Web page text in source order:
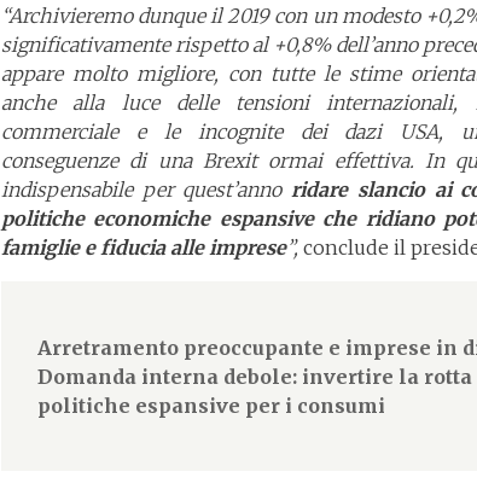
“Archivieremo dunque il 2019 con un modesto
significativamente rispetto al +0,8% dell’anno
appare molto migliore, con tutte le stime
anche alla luce delle tensioni internazionali,
commerciale e le incognite dei dazi USA,
conseguenze di una Brexit ormai effettiva. In
indispensabile per quest’anno ridare slancio ai
politiche economiche espansive che ridiano
famiglie e fiducia alle imprese”, conclude il
Arretramento preoccupante e imprese in
Domanda interna debole: invertire la rotta
politiche espansive per i consumi